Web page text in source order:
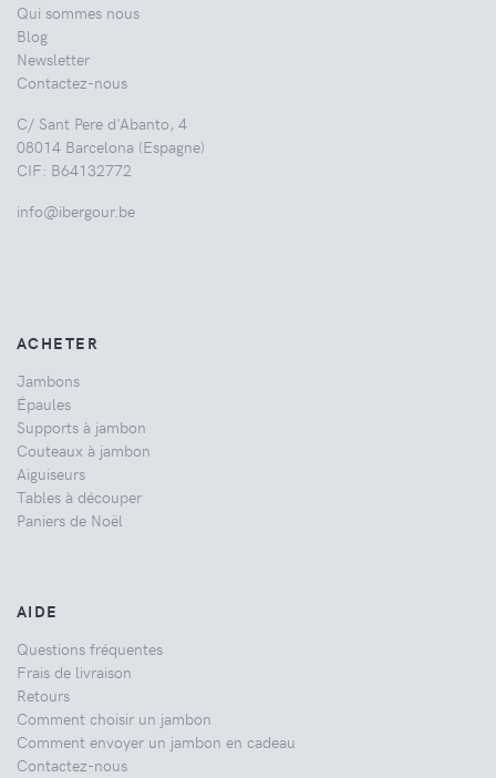
Qui sommes nous
Blog
Newsletter
Contactez-nous
C/ Sant Pere d'Abanto, 4
08014 Barcelona (Espagne)
CIF: B64132772
info@ibergour.be
ACHETER
Jambons
Épaules
Supports à jambon
Couteaux à jambon
Aiguiseurs
Tables à découper
Paniers de Noël
AIDE
Questions fréquentes
Frais de livraison
Retours
Comment choisir un jambon
Comment envoyer un jambon en cadeau
Contactez-nous